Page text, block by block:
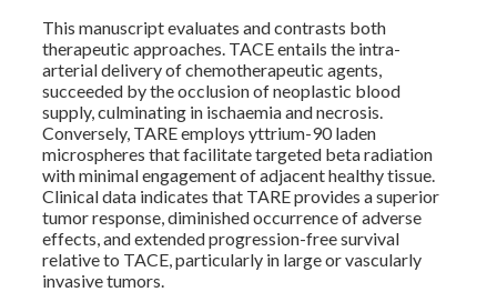
This manuscript evaluates and contrasts both
therapeutic approaches. TACE entails the intra-
arterial delivery of chemotherapeutic agents,
succeeded by the occlusion of neoplastic blood
supply, culminating in ischaemia and necrosis.
Conversely, TARE employs yttrium-90 laden
microspheres that facilitate targeted beta radiation
with minimal engagement of adjacent healthy tissue.
Clinical data indicates that TARE provides a superior
tumor response, diminished occurrence of adverse
effects, and extended progression-free survival
relative to TACE, particularly in large or vascularly
invasive tumors.